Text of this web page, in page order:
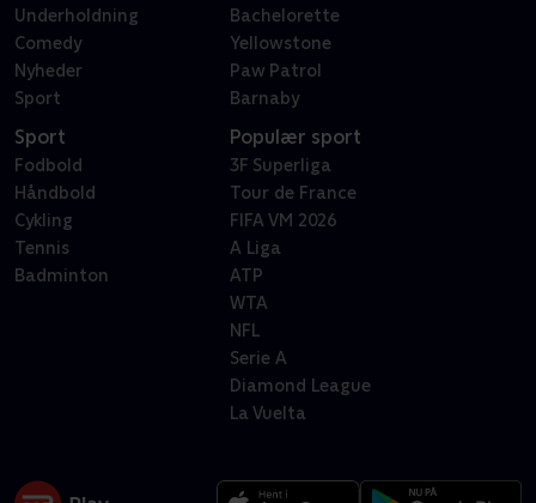
Underholdning
Comedy
Nyheder
Sport
Bachelorette
Yellowstone
Paw Patrol
Barnaby
Sport
Fodbold
Håndbold
Cykling
Tennis
Badminton
Populær sport
3F Superliga
Tour de France
FIFA VM 2026
A Liga
ATP
WTA
NFL
Serie A
Diamond League
La Vuelta